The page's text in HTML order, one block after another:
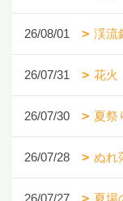
26/08/01 渓流
26/07/31 花火
26/07/30 夏祭
26/07/28 ぬれ
26/07/27 夏場